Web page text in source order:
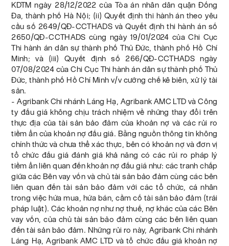
KDTM ngày 28/12/2022 của Tòa án nhân dân quận Đống
Đa, thành phố Hà Nội; (ii) Quyết định thi hành án theo yêu
cầu số 2649/QĐ-CCTHADS và Quyết định thi hành án số
2650/QĐ-CCTHADS cùng ngày 19/01/2024 của Chi Cục
Thi hành án dân sự thành phố Thủ Đức, thành phố Hồ Chí
Minh; và (iii) Quyết định số 266/QĐ-CCTHADS ngày
07/08/2024 của Chi Cục Thi hành án dân sự thành phố Thủ
Đức, thành phố Hồ Chí Minh v/v cưỡng chế kê biên, xử lý tài
sản.
- Agribank Chi nhánh Láng Hạ, Agribank AMC LTD và Công
ty đấu giá không chịu trách nhiệm về những thay đổi trên
thực địa của tài sản bảo đảm của khoản nợ và các rủi ro
tiềm ẩn của khoản nợ đấu giá. Bằng nguồn thông tin không
chính thức và chưa thể xác thực, bên có khoản nợ và đơn vị
tổ chức đấu giá đánh giá khả năng có các rủi ro pháp lý
tiềm ẩn liên quan đến khoản nợ đấu giá như: các tranh chấp
giữa các Bên vay vốn và chủ tài sản bảo đảm cùng các bên
liên quan đến tài sản bảo đảm với các tổ chức, cá nhân
trong việc hứa mua, hứa bán, cầm cố tài sản bảo đảm (trái
pháp luật). Các khoản nợ như nợ thuế, nợ khác của các Bên
vay vốn, của chủ tài sản bảo đảm cùng các bên liên quan
đến tài sản bảo đảm. Những rủi ro này, Agribank Chi nhánh
Láng Hạ, Agribank AMC LTD và tổ chức đấu giá khoản nợ